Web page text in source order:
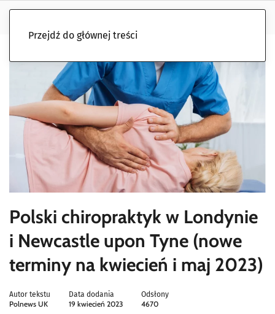
Przejdź do głównej treści
Polski chiropraktyk w Londynie
i Newcastle upon Tyne (nowe
terminy na kwiecień i maj 2023)
Autor tekstu
Polnews UK
Data dodania
19 kwiecień 2023
Odsłony
4670